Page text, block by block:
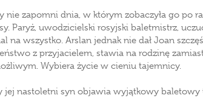
nie zapomni dnia, w którym zobaczyła go po
Paryż, uwodzicielski rosyjski baletmistrz,
na wszystko. Arslan jednak nie dał Joan
z przyjacielem, stawia na rodzinę
Wybiera życie w cieniu tajemnicy.
jej nastoletni syn objawia wyjątkowy